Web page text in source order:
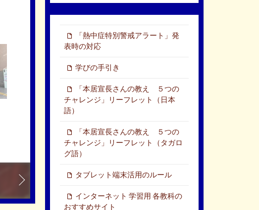
「熱中症特別警戒アラート」発
表時の対応
学びの手引き
「本居宣長さんの教え ５つの
チャレンジ」リーフレット（日本
語）
「本居宣長さんの教え ５つの
チャレンジ」リーフレット（タガロ
グ語）
タブレット端末活用のルール
インターネット 学習用 各教科の
おすすめサイト